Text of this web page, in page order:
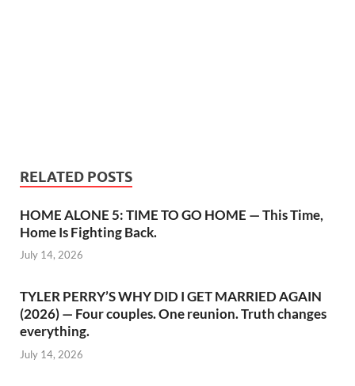
RELATED POSTS
HOME ALONE 5: TIME TO GO HOME — This Time,
Home Is Fighting Back.
July 14, 2026
TYLER PERRY’S WHY DID I GET MARRIED AGAIN
(2026) — Four couples. One reunion. Truth changes
everything.
July 14, 2026